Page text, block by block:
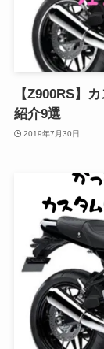
【Z900RS】
紹介9選
2019年7月30日